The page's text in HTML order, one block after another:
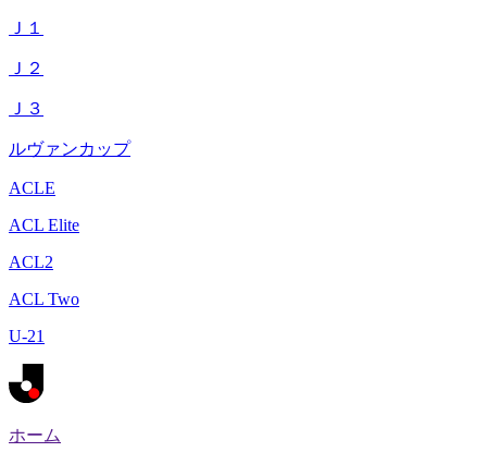
Ｊ１
Ｊ２
Ｊ３
ルヴァンカップ
ACLE
ACL Elite
ACL2
ACL Two
U-21
ホーム